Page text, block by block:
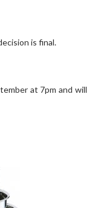
is final.
at 7pm and will